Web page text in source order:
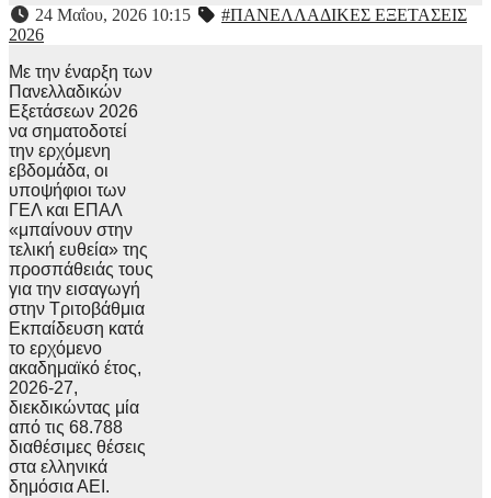
24 Μαΐου, 2026 10:15
#ΠΑΝΕΛΛΑΔΙΚΕΣ ΕΞΕΤΑΣΕΙΣ
2026
Με την έναρξη των
Πανελλαδικών
Εξετάσεων 2026
να σηματοδοτεί
την ερχόμενη
εβδομάδα, οι
υποψήφιοι των
ΓΕΛ και ΕΠΑΛ
«μπαίνουν στην
τελική ευθεία» της
προσπάθειάς τους
για την εισαγωγή
στην Τριτοβάθμια
Εκπαίδευση κατά
το ερχόμενο
ακαδημαϊκό έτος,
2026-27,
διεκδικώντας μία
από τις 68.788
διαθέσιμες θέσεις
στα ελληνικά
δημόσια ΑΕΙ.